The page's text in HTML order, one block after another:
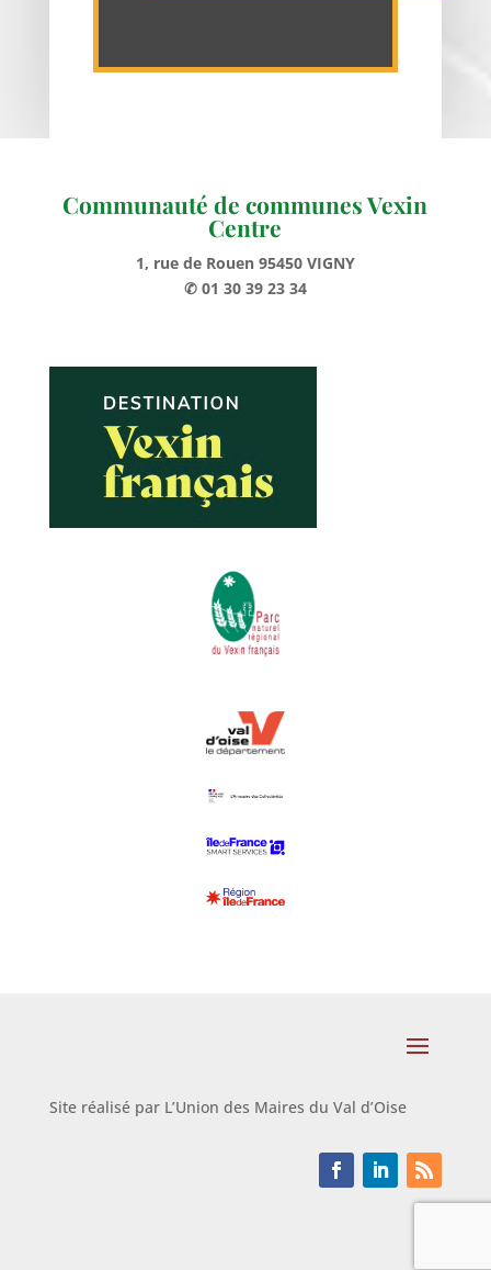
Communauté de communes Vexin
Centre
1, rue de Rouen 95450 VIGNY
✆ 01 30 39 23 34
Site réalisé par L’Union des Maires du Val d’Oise